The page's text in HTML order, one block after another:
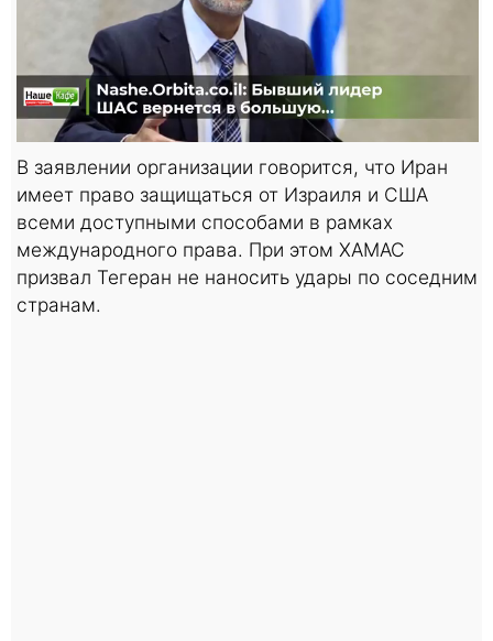
В заявлении организации говорится, что Иран
имеет право защищаться от Израиля и США
всеми доступными способами в рамках
международного права. При этом ХАМАС
призвал Тегеран не наносить удары по соседним
странам.